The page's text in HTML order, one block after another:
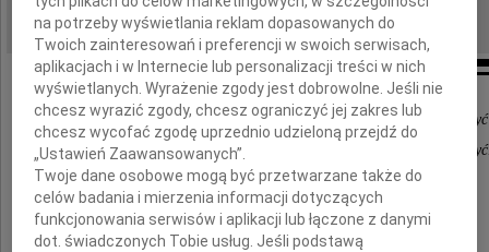
DATA EMISJI: 17.07.2024
Kiedy dusza boli za bardzo Człowiek nie powinien
Na nasze wsparcie i przyjaźń zawsze możesz
Pani
na potrzeby wyświetlania reklam dopasowanych do
Twoich zainteresowań i preferencji w swoich serwisach,
aplikacjach i w Internecie lub personalizacji treści w nich
wyświetlanych. Wyrażenie zgody jest dobrowolne. Jeśli nie
chcesz wyrazić zgody, chcesz ograniczyć jej zakres lub
chcesz wycofać zgodę uprzednio udzieloną przejdź do
„Ustawień Zaawansowanych”.
Twoje dane osobowe mogą być przetwarzane także do
celów badania i mierzenia informacji dotyczących
funkcjonowania serwisów i aplikacji lub łączone z danymi
dot. świadczonych Tobie usług. Jeśli podstawą